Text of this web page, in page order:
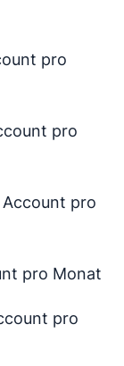
pro
pro
pro
pro Monat
pro